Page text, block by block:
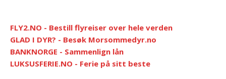
FLY2.NO - Bestill flyreiser over hele verden
GLAD I DYR? - Besøk Morsommedyr.no
BANKNORGE - Sammenlign lån
LUKSUSFERIE.NO - Ferie på sitt beste